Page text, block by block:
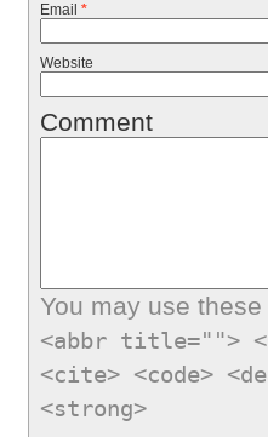
Email *
Website
Comment
You may use these
<abbr title="">
<cite> <code>
<strong>